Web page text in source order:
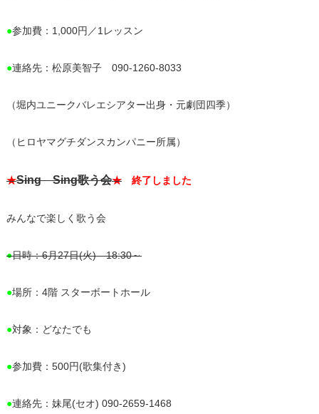
●参加費：1,000円／1レッスン
●連絡先：松原美智子 090-1260-8033
（堀内ユニークバレエシアター出身・元劇団四季）
（ヒロヤマグチダンスカンパニー所属）
★Sing Sing歌う会★終了しました
みんなで楽しく歌う会
●日時：6月27日(火) 18:30～
●場所：4階 スターボートホール
●対象：どなたでも
●参加費：500円(歌集付き)
●連絡先：妹尾(セオ) 090-2659-1468